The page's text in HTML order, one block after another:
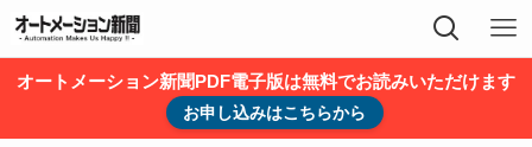
オートメーション新聞PDF電子版は無料でお読みいただけます
お申し込みはこちらから